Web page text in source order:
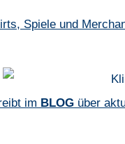
Spiele und
im BLOG über